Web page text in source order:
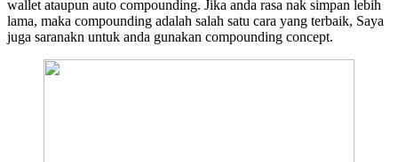
wallet ataupun auto compounding. Jika anda rasa nak simpan lebih
lama, maka compounding adalah salah satu cara yang terbaik, Saya
juga saranakn untuk anda gunakan compounding concept.